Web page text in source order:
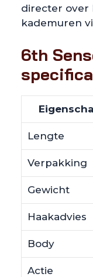
directer over
kademuren
6th
Lengte
Verpakking
Gewicht
Haakadvies
Body
Actie